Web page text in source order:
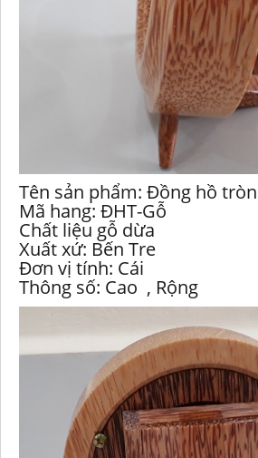
Tên sản phẩm: Đồng hồ
Mã hang: ĐHT-Gỗ
Chất liệu gỗ dừa
Xuất xứ: Bến Tre
Đơn vị tính: Cái
Thông số: Cao , Rộng